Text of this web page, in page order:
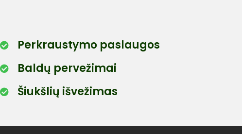
Perkraustymo paslaugos
Baldų pervežimai
Šiukšlių išvežimas